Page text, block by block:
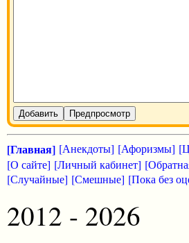
Добавить Предпросмотр
[Главная] [Анекдоты] [Афоризмы]
[О сайте] [Личный кабинет]
[Случайные] [Смешные] [Пока без
2012 - 2026